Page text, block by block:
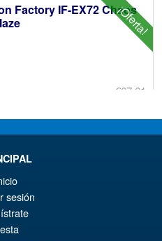
¡Oferta!
Factory IF-EX72 Chaos
€67.61
El
Factory IFEX-35B Merak (
)
sesión